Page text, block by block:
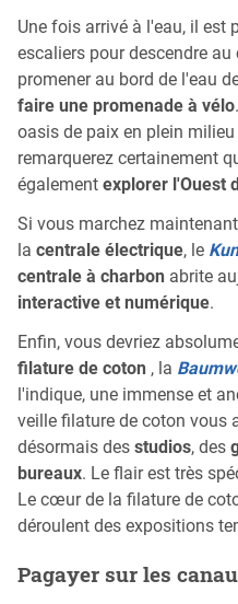
Une fois arrivé à l'eau, il est
escaliers pour descendre
promener au bord de l'eau
faire une promenade à vélo
oasis de paix en plein
remarquerez certainement
également explorer l'Ouest
Si vous marchez
la centrale électrique, le
centrale à charbon abrite
interactive et numérique.
Enfin, vous devriez
filature de coton , la
l'indique, une immense et
veille filature de coton vous
désormais des studios, des
bureaux. Le flair est très
Le cœur de la filature de
déroulent des expositions
Pagayer sur les